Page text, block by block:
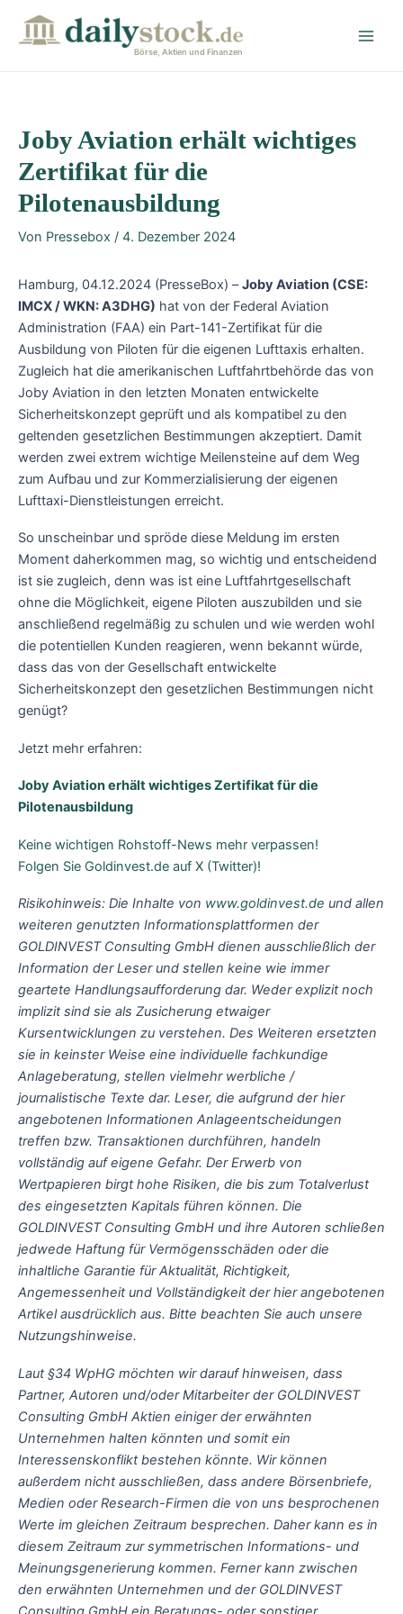
Börse, Aktien und Finanzen
Joby Aviation erhält wichtiges
Zertifikat für die
Pilotenausbildung
Von Pressebox / 4. Dezember 2024
Hamburg, 04.12.2024 (PresseBox) –Joby Aviation (CSE:
IMCX / WKN: A3DHG) hat von der Federal Aviation
Administration (FAA) ein Part-141-Zertifikat für die
Ausbildung von Piloten für die eigenen Lufttaxis erhalten.
Zugleich hat die amerikanischen Luftfahrtbehörde das von
Joby Aviation in den letzten Monaten entwickelte
Sicherheitskonzept geprüft und als kompatibel zu den
geltenden gesetzlichen Bestimmungen akzeptiert. Damit
werden zwei extrem wichtige Meilensteine auf dem Weg
zum Aufbau und zur Kommerzialisierung der eigenen
Lufttaxi-Dienstleistungen erreicht.
So unscheinbar und spröde diese Meldung im ersten
Moment daherkommen mag, so wichtig und entscheidend
ist sie zugleich, denn was ist eine Luftfahrtgesellschaft
ohne die Möglichkeit, eigene Piloten auszubilden und sie
anschließend regelmäßig zu schulen und wie werden wohl
die potentiellen Kunden reagieren, wenn bekannt würde,
dass das von der Gesellschaft entwickelte
Sicherheitskonzept den gesetzlichen Bestimmungen nicht
genügt?
Jetzt mehr erfahren:
Joby Aviation erhält wichtiges Zertifikat für die
Pilotenausbildung
Keine wichtigen Rohstoff-News mehr verpassen!
Folgen Sie Goldinvest.de auf X (Twitter)!
Risikohinweis: Die Inhalte von www.goldinvest.de und allen
weiteren genutzten Informationsplattformen der
GOLDINVEST Consulting GmbH dienen ausschließlich der
Information der Leser und stellen keine wie immer
geartete Handlungsaufforderung dar. Weder explizit noch
implizit sind sie als Zusicherung etwaiger
Kursentwicklungen zu verstehen. Des Weiteren ersetzten
sie in keinster Weise eine individuelle fachkundige
Anlageberatung, stellen vielmehr werbliche /
journalistische Texte dar. Leser, die aufgrund der hier
angebotenen Informationen Anlageentscheidungen
treffen bzw. Transaktionen durchführen, handeln
vollständig auf eigene Gefahr. Der Erwerb von
Wertpapieren birgt hohe Risiken, die bis zum Totalverlust
des eingesetzten Kapitals führen können. Die
GOLDINVEST Consulting GmbH und ihre Autoren schließen
jedwede Haftung für Vermögensschäden oder die
inhaltliche Garantie für Aktualität, Richtigkeit,
Angemessenheit und Vollständigkeit der hier angebotenen
Artikel ausdrücklich aus. Bitte beachten Sie auch unsere
Nutzungshinweise.
Laut §34 WpHG möchten wir darauf hinweisen, dass
Partner, Autoren und/oder Mitarbeiter der GOLDINVEST
Consulting GmbH Aktien einiger der erwähnten
Unternehmen halten könnten und somit ein
Interessenskonflikt bestehen könnte. Wir können
außerdem nicht ausschließen, dass andere Börsenbriefe,
Medien oder Research-Firmen die von uns besprochenen
Werte im gleichen Zeitraum besprechen. Daher kann es in
diesem Zeitraum zur symmetrischen Informations- und
Meinungsgenerierung kommen. Ferner kann zwischen
den erwähnten Unternehmen und der GOLDINVEST